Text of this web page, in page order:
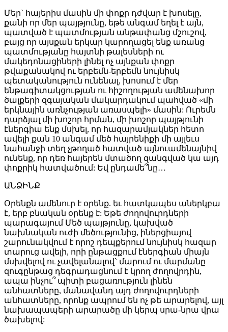
Մեր` հայերիս մասին մի փոքր դժվար է խոսելը,
քանի որ մեր պայթյունը, եթե անգամ եղել է այն,
պատված է պատմության անթափանց մշուշով,
բայց որ այսքան երկար կարողացել ենք առանց
պատմությանը հայտնի թալեսների ու
մակեդոնացիների լինել ոչ այնքան փոքր
թվաքանակով ու երբեմն-երբեմն նույնիսկ
պետականություն ունենալ, խոսում է մեր
ենթագիտակցության ու հիշողության ամենախոր
ծալքերի զգայական մակարդակում պահված «մի
երկնային առնչության առասպելի» մասին: Ուրեմն
դարձյալ մի խոշոր հրման, մի խոշոր պայթյունի
էներգիա ենք մսխել, որ հազարամյակներ հետո
ավելի քան 10 անգամ մեծ հայրենիքի մի այլեւս
նահանջի տեղ չթողած հատված այնուամենայնիվ
ունենք, որ դեռ հայերեն մտածող զանգված կա այդ
փոքրիկ հատվածում: Եվ ընդամե՞նը…
ԱՆՁԻՆՔ
Օրենքն ամենուր է օրենք. եւ հատկապես աներկբա
է, երբ բնական օրենք է: Եթե ժողովուրդների
պարագայում Մեծ պայթյունը, կախված
նախնական ուժի մեծությունից, իներցիայով
շարունակվում է որոշ դեպքերում նույնիսկ հազար
տարուց ավելի, որի ընթացքում էներգիան միայն
մսխվելով ու չավելանալով` մարում ու մարմանը
զուգընթաց դեգրադացնում է կրող ժողովրդին,
ապա ինչու՞ պիտի բացառություն լինեն
անհատները, մանավանդ այդ ժողովուրդների
անհատները, որոնք ապրում են ոչ թե արարելով, այլ
նախապապերի արարածը մի կերպ սրա-նրա վրա
ծախելով: